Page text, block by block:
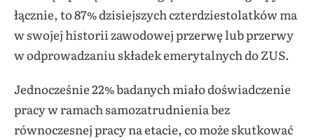
łącznie, to 87% dzisiejszych czterdziestolatków ma
w swojej historii zawodowej przerwę lub przerwy
w odprowadzaniu składek emerytalnych do ZUS.
Jednocześnie 22% badanych miało doświadczenie
pracy w ramach samozatrudnienia bez
równoczesnej pracy na etacie, co może skutkować